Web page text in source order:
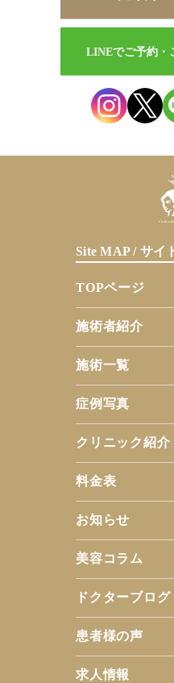
Site MAP / サイ
TOPページ
施術者紹介
施術一覧
症例写真
クリニック紹介
料金表
お知らせ
美容コラム
ドクターブログ
患者様の声
求人情報